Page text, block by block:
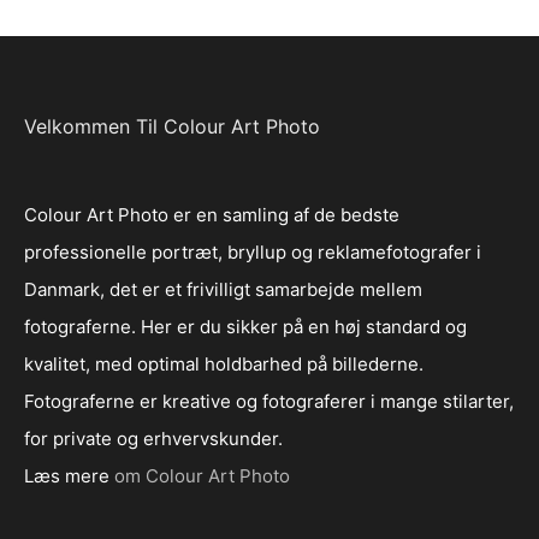
Velkommen Til Colour Art Photo
Colour Art Photo er en samling af de bedste
professionelle portræt, bryllup og reklamefotografer i
Danmark, det er et frivilligt samarbejde mellem
fotograferne. Her er du sikker på en høj standard og
kvalitet, med optimal holdbarhed på billederne.
Fotograferne er kreative og fotograferer i mange stilarter,
for private og erhvervskunder.
Læs mere om Colour Art Photo